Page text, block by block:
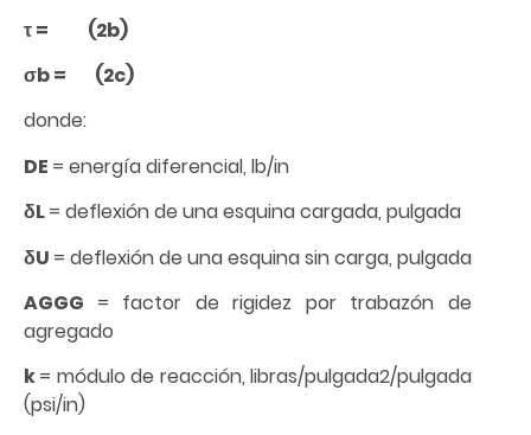
τ = (2b)
σb = (2c)
donde:
DE = energía diferencial, lb/in
δL= deflexión de una esquina cargada, pulgada
δU = deflexión de una esquina sin carga, pulgada
AGGG = factor de rigidez por trabazón de
agregado
k= módulo de reacción, libras/pulgada2/pulgada
(psi/in)